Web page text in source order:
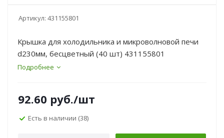
Артикул: 431155801
Крышка для холодильника и микроволновой печи
d230мм, бесцветный (40 шт) 431155801
Подробнее
92.60 руб./шт
Есть в наличии (38)